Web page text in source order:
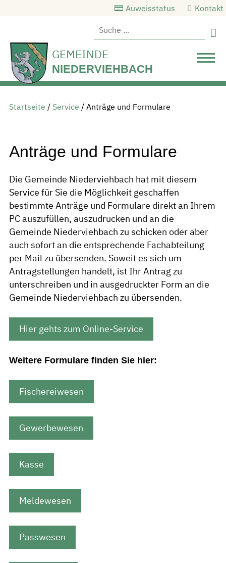
Auweisstatus Kontakt

GEMEINDE
NIEDERVIEHBACH
Startseite / Service / Anträge und Formulare
Anträge und Formulare
Die Gemeinde Niederviehbach hat mit diesem
Service für Sie die Möglichkeit geschaffen
bestimmte Anträge und Formulare direkt an Ihrem
PC auszufüllen, auszudrucken und an die
Gemeinde Niederviehbach zu schicken oder aber
auch sofort an die entsprechende Fachabteilung
per Mail zu übersenden. Soweit es sich um
Antragstellungen handelt, ist Ihr Antrag zu
unterschreiben und in ausgedruckter Form an die
Gemeinde Niederviehbach zu übersenden.
Hier gehts zum Online-Service
Weitere Formulare finden Sie hier:
Fischereiwesen
Gewerbewesen
Kasse
Meldewesen
Passwesen